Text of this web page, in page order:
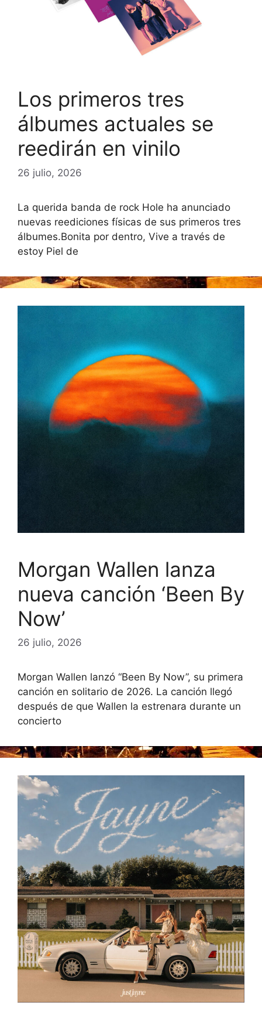
Los primeros tres
álbumes actuales se
reedirán en vinilo
26 julio, 2026
La querida banda de rock Hole ha anunciado
nuevas reediciones físicas de sus primeros tres
álbumes.Bonita por dentro, Vive a través de
estoy Piel de
Morgan Wallen lanza
nueva canción ‘Been By
Now’
26 julio, 2026
Morgan Wallen lanzó “Been By Now”, su primera
canción en solitario de 2026. La canción llegó
después de que Wallen la estrenara durante un
concierto